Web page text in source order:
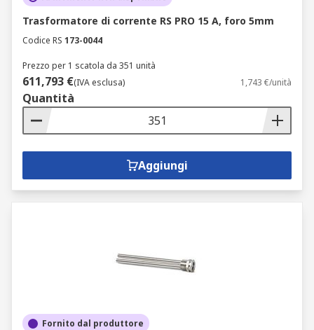
Trasformatore di corrente RS PRO 15 A, foro 5mm
Codice RS 173-0044
Prezzo per 1 scatola da 351 unità
611,793 €(IVA esclusa) 1,743 €/unità
Quantità
Aggiungi
Fornito dal produttore